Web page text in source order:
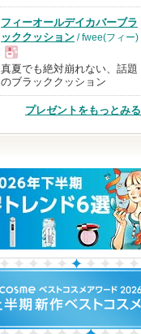
品
フィーオールデイカバーブラ
ッククッション / fwee(フィー)
現
真夏でも絶対崩れない、話題
のブラッククッション
プレゼントをもっとみる